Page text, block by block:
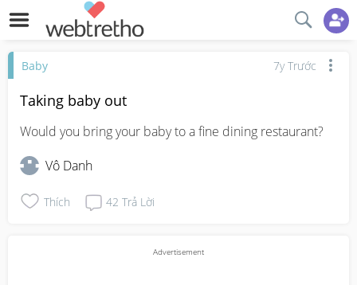
Baby 7y Trước
Taking baby out
Would you bring your baby to a fine dining restaurant?
Vô Danh
Thích 42 Trả Lời